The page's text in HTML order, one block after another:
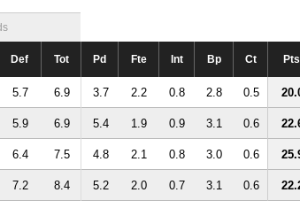
Def Tot Pd Fte Int Bp Ct Pts
5.7 6.9 3.7 2.2 0.8 2.8 0.5
5.9 6.9 5.4 1.9 0.9 3.1 0.6
6.4 7.5 4.8 2.1 0.8 3.0 0.6
7.2 8.4 5.2 2.0 0.7 3.1 0.6